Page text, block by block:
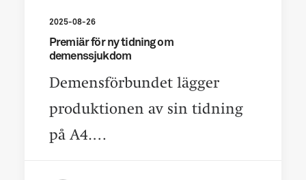
2025-08-26
Premiär för ny tidning om
demenssjukdom
Demensförbundet lägger
produktionen av sin tidning
på A4.…